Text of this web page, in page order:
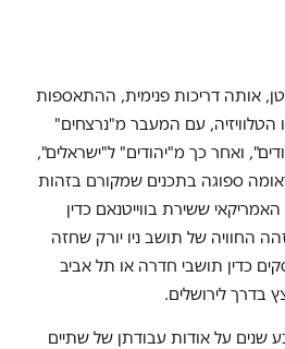
אותה דריכות פנימית, ההתאספות
עם המעבר מ"נרצחים"
ואחר כך מ"יהודים" ל"ישראלים",
ספוגה בתכנים שמקורם בזהות
ששירת בווייטנאם כדין
החוויה של תושב ניו יורק שחזה
כדין תושבי חדרה או תל אביב
בדרך לירושלים.
שנים על אודות עבודתן של שתיים